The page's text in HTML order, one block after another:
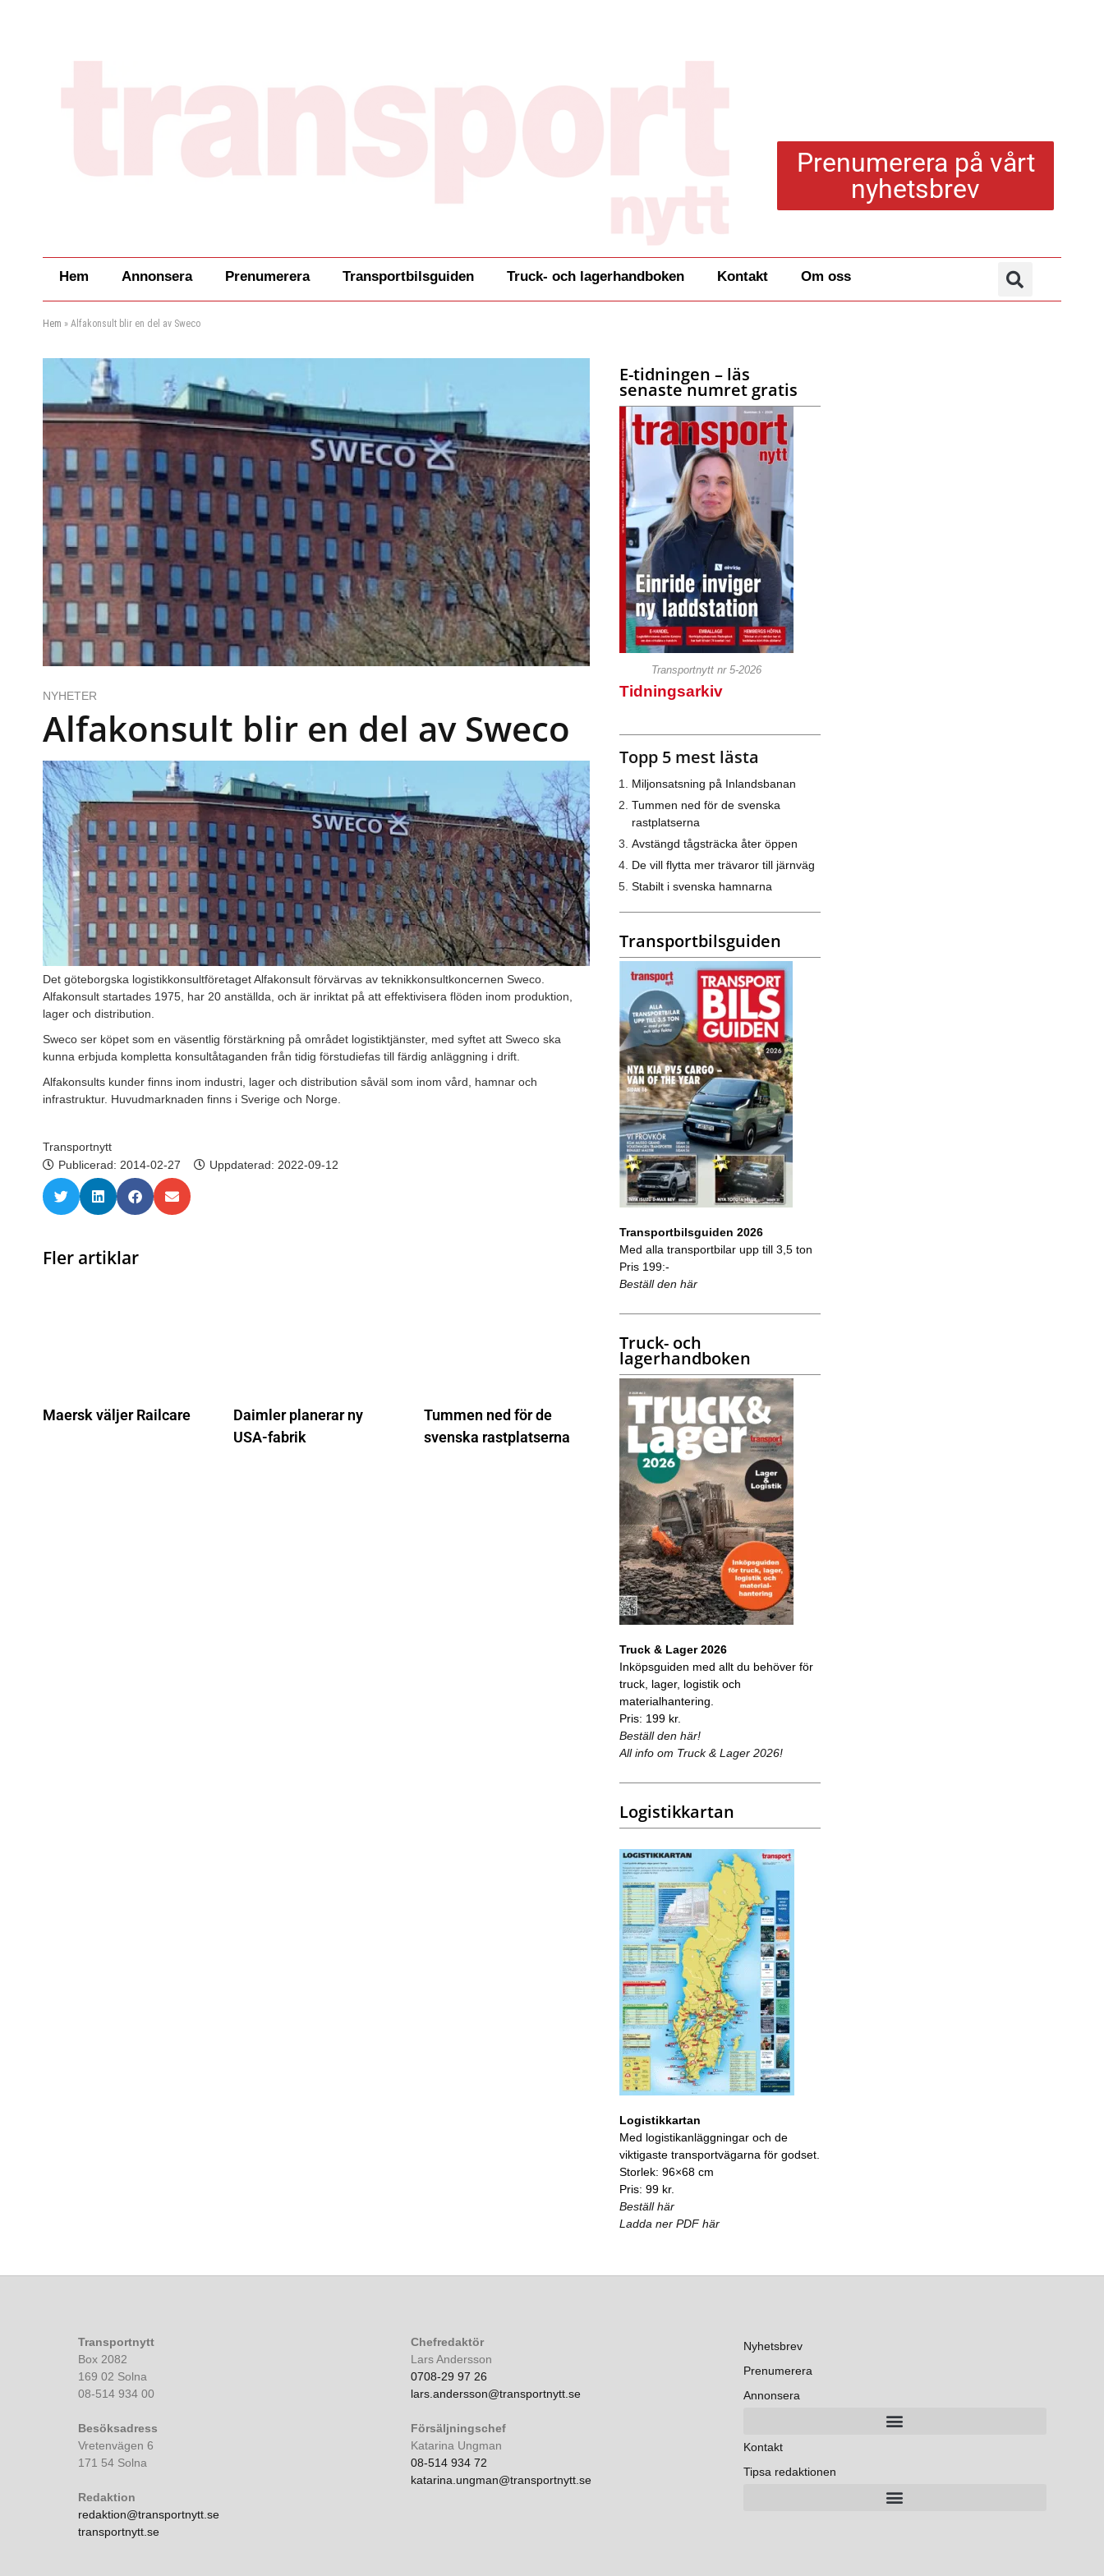
Prenumerera på vårt
nyhetsbrev
Hem Annonsera Prenumerera Transportbilsguiden Truck- och lagerhandboken Kontakt Om oss
Hem » Alfakonsult blir en del av Sweco
NYHETER
Alfakonsult blir en del av Sweco
Det göteborgska logistikkonsultföretaget Alfakonsult förvärvas av teknikkonsultkoncernen Sweco.
Alfakonsult startades 1975, har 20 anställda, och är inriktat på att effektivisera flöden inom produktion,
lager och distribution.
Sweco ser köpet som en väsentlig förstärkning på området logistiktjänster, med syftet att Sweco ska
kunna erbjuda kompletta konsultåtaganden från tidig förstudiefas till färdig anläggning i drift.
Alfakonsults kunder finns inom industri, lager och distribution såväl som inom vård, hamnar och
infrastruktur. Huvudmarknaden finns i Sverige och Norge.
Transportnytt
Publicerad: 2014-02-27 Uppdaterad: 2022-09-12
Fler artiklar
Maersk väljer Railcare
Daimler planerar ny
USA-fabrik
Tummen ned för de
svenska rastplatserna
E-tidningen – läs
senaste numret gratis
Transportnytt nr 5-2026
Tidningsarkiv
Topp 5 mest lästa
Miljonsatsning på Inlandsbanan
Tummen ned för de svenska
rastplatserna
Avstängd tågsträcka åter öppen
De vill flytta mer trävaror till järnväg
Stabilt i svenska hamnarna
Transportbilsguiden
Transportbilsguiden 2026
Med alla transportbilar upp till 3,5 ton
Pris 199:-
Beställ den här
Truck- och
lagerhandboken
Truck & Lager 2026
Inköpsguiden med allt du behöver för
truck, lager, logistik och
materialhantering.
Pris: 199 kr.
Beställ den här!
All info om Truck & Lager 2026!
Logistikkartan
Logistikkartan
Med logistikanläggningar och de
viktigaste transportvägarna för godset.
Storlek: 96×68 cm
Pris: 99 kr.
Beställ här
Ladda ner PDF här
Transportnytt
Box 2082
169 02 Solna
08-514 934 00
Besöksadress
Vretenvägen 6
171 54 Solna
Redaktion
redaktion@transportnytt.se
transportnytt.se
Chefredaktör
Lars Andersson
0708-29 97 26
lars.andersson@transportnytt.se
Försäljningschef
Katarina Ungman
08-514 934 72
katarina.ungman@transportnytt.se
Nyhetsbrev
Prenumerera
Annonsera
Kontakt
Tipsa redaktionen